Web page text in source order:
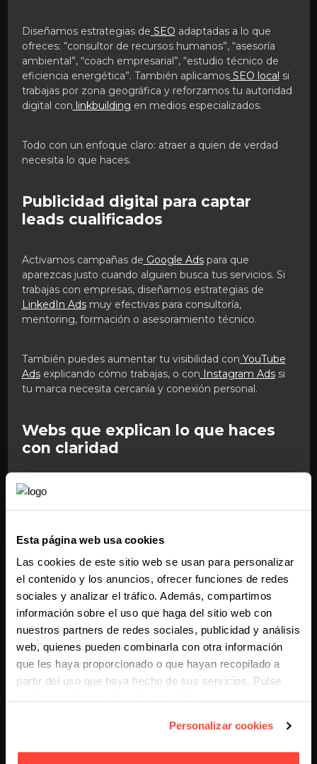
Esta página web usa cookies
Las cookies de este sitio web se usan para personalizar
el contenido y los anuncios, ofrecer funciones de redes
sociales y analizar el tráfico. Además, compartimos
información sobre el uso que haga del sitio web con
nuestros partners de redes sociales, publicidad y análisis
web, quienes pueden combinarla con otra información
que les haya proporcionado o que hayan recopilado a
partir del uso que haya hecho de sus servicios. Pulse
Personalizar cookies
Diseñamos estrategias de SEO adaptadas a lo que
ofreces: “consultor de recursos humanos”, “asesoría
ambiental”, “coach empresarial”, “estudio técnico de
eficiencia energética”. También aplicamosSEO local si
trabajas por zona geográfica y reforzamos tu autoridad
digital con linkbuilding en medios especializados.
Todo con un enfoque claro: atraer a quien de verdad
necesita lo que haces.
Publicidad digital para captar
leads cualificados
Activamos campañas de Google Adspara que
aparezcas justo cuando alguien busca tus servicios. Si
trabajas con empresas, diseñamos estrategias de
LinkedIn Adsmuy efectivas para consultoría,
mentoring, formación o asesoramiento técnico.
También puedes aumentar tu visibilidad con YouTube
Adsexplicando cómo trabajas, o con Instagram Adssi
tu marca necesita cercanía y conexión personal.
Webs que explican lo que haces
con claridad
Diseñamos páginas web con enfoque
WordPress
o soluciones personalizadas según tus
servicios, y siempre con diseño profesional, adaptable y
con llamadas a la acción eficaces.
Automatización para no perder
ninguna oportunidad
Creamos flujos deemail marketingpara hacer
seguimiento a cada lead: desde un email de bienvenida
automatizamos respuestas y te ayudamos a mantener